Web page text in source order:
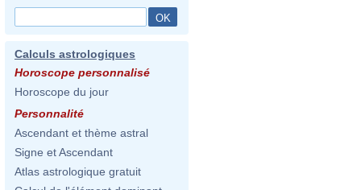
Calculs astrologiques
Horoscope personnalisé
Horoscope du jour
Personnalité
Ascendant et thème astral
Signe et Ascendant
Atlas astrologique gratuit